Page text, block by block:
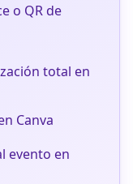
o QR de
total en
Canva
evento en